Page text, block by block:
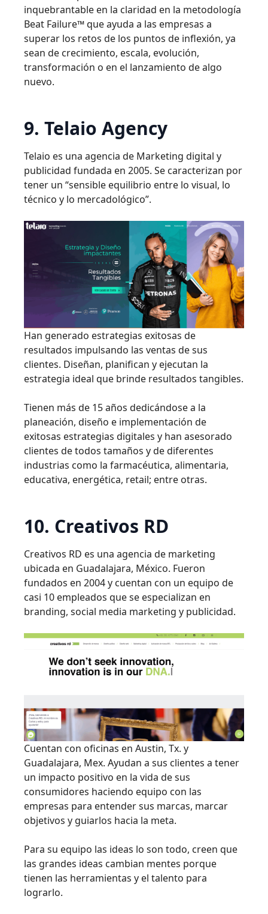
inquebrantable en la claridad en la metodología
Beat Failure™ que ayuda a las empresas a
superar los retos de los puntos de inflexión, ya
sean de crecimiento, escala, evolución,
transformación o en el lanzamiento de algo
nuevo.
9. Telaio Agency
Telaio es una agencia de Marketing digital y
publicidad fundada en 2005. Se caracterizan por
tener un “sensible equilibrio entre lo visual, lo
técnico y lo mercadológico”.
Han generado estrategias exitosas de
resultados impulsando las ventas de sus
clientes. Diseñan, planifican y ejecutan la
estrategia ideal que brinde resultados tangibles.
Tienen más de 15 años dedicándose a la
planeación, diseño e implementación de
exitosas estrategias digitales y han asesorado
clientes de todos tamaños y de diferentes
industrias como la farmacéutica, alimentaria,
educativa, energética, retail; entre otras.
10. Creativos RD
Creativos RD es una agencia de marketing
ubicada en Guadalajara, México. Fueron
fundados en 2004 y cuentan con un equipo de
casi 10 empleados que se especializan en
branding, social media marketing y publicidad.
Cuentan con oficinas en Austin, Tx. y
Guadalajara, Mex. Ayudan a sus clientes a tener
un impacto positivo en la vida de sus
consumidores haciendo equipo con las
empresas para entender sus marcas, marcar
objetivos y guiarlos hacia la meta.
Para su equipo las ideas lo son todo, creen que
las grandes ideas cambian mentes porque
tienen las herramientas y el talento para
lograrlo.